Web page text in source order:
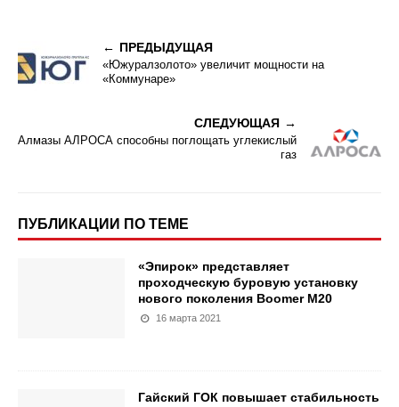
ПРЕДЫДУЩАЯ
«Южуралзолото» увеличит мощности на
«Коммунаре»
СЛЕДУЮЩАЯ
Алмазы АЛРОСА способны поглощать углекислый
газ
ПУБЛИКАЦИИ ПО ТЕМЕ
«Эпирок» представляет
проходческую буровую установку
нового поколения Boomer M20
16 марта 2021
Гайский ГОК повышает стабильность